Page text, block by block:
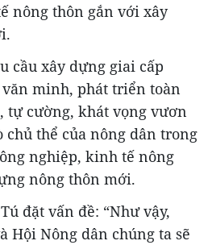
nông thôn gắn với xây
cầu xây dựng giai cấp
minh, phát triển toàn
tự cường, khát vọng vươn
thể của nông dân trong
nghiệp, kinh tế nông
nông thôn mới.
đặt vấn đề: “Như vậy,
Hội Nông dân chúng ta sẽ